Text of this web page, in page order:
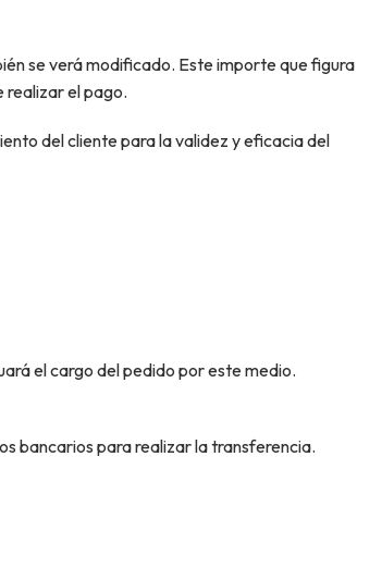
se verá modificado. Este importe que figura
realizar el pago.
del cliente para la validez y eficacia del
el cargo del pedido por este medio.
bancarios para realizar la transferencia.